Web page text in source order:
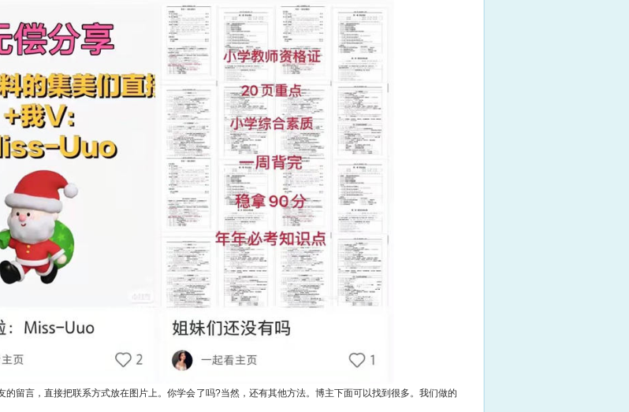
的留言，直接把联系方式放在图片上。你学会了吗?当然，还有其他方法。博主下面可以找到很多。我们做的